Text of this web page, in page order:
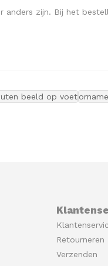
anders zijn. Bij het
beeld op voet
Retourneren
Verzenden